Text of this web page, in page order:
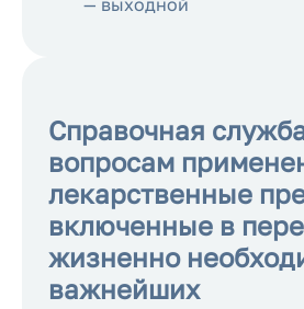
— выходной
Справочная
вопросам
лекарственные
включенные в
жизненно
важнейших